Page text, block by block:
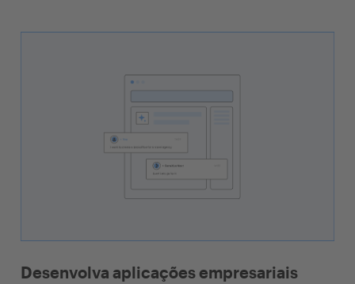
Desenvolva aplicações empresariais